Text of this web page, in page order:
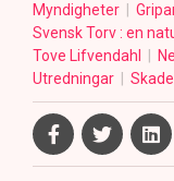
Myndigheter
Svensk Torv : en
Tove Lifvendahl
Utredningar